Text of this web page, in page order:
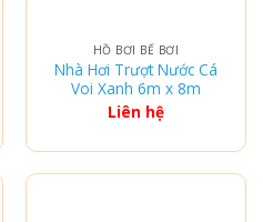
HỒ BƠI BỂ BƠI
Nhà Hơi Trượt Nước Cá
Voi Xanh 6m x 8m
Liên hệ